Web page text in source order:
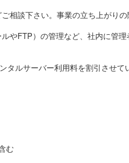
相談下さい。事業の立ち上がり
やFTP）の管理など、社内に管
ルサーバー利用料を割引させて
む